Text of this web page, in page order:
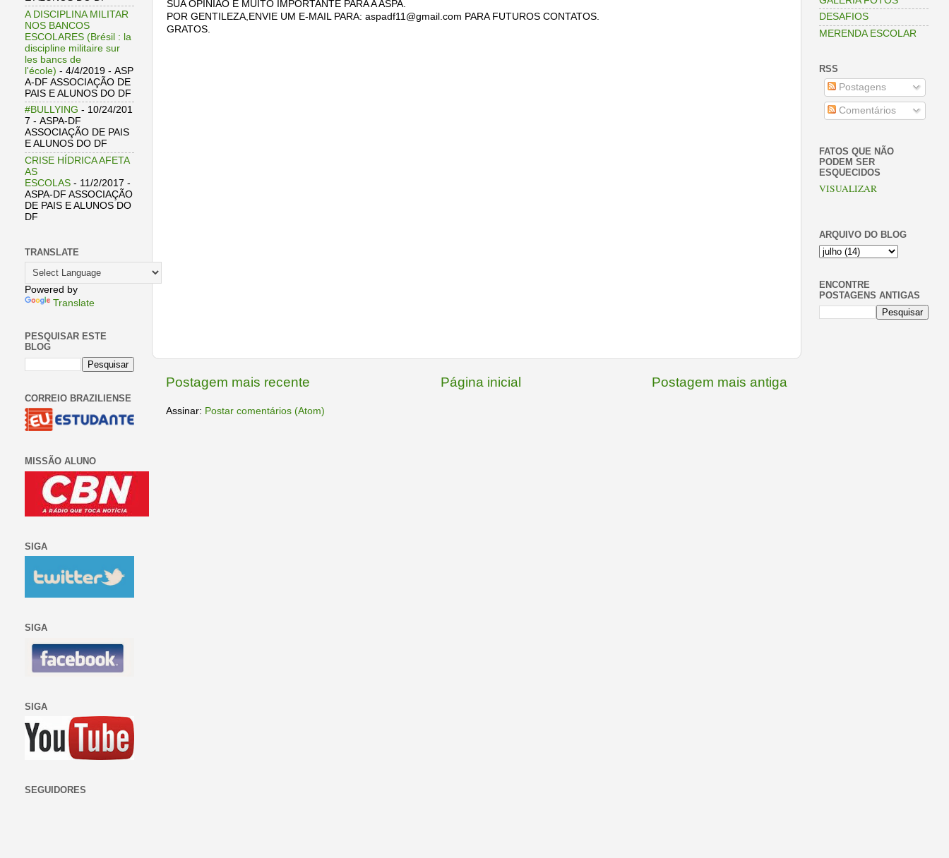
SUA OPINIÃO É MUITO IMPORTANTE PARA A ASPA.
POR GENTILEZA,ENVIE UM E-MAIL PARA: aspadf11@gmail.com PARA FUTUROS CONTATOS.
GRATOS.
Postagem mais recente Postagem mais antiga
Página inicial
Assinar: Postar comentários (Atom)
A DISCIPLINA MILITAR
NOS BANCOS
ESCOLARES (Brésil : la
discipline militaire sur
les bancs de
l'école) - 4/4/2019 - ASP
A-DF ASSOCIAÇÃO DE
PAIS E ALUNOS DO DF
#BULLYING - 10/24/201
7 - ASPA-DF
ASSOCIAÇÃO DE PAIS
E ALUNOS DO DF
CRISE HÍDRICA AFETA
AS
ESCOLAS - 11/2/2017 -
ASPA-DF ASSOCIAÇÃO
DE PAIS E ALUNOS DO
DF
TRANSLATE
Powered by
Translate
PESQUISAR ESTE
BLOG
CORREIO BRAZILIENSE
MISSÃO ALUNO
SIGA
SIGA
SIGA
SEGUIDORES
DESAFIOS
MERENDA ESCOLAR
RSS
Postagens
Comentários
FATOS QUE NÃO
PODEM SER
ESQUECIDOS
VISUALIZAR
ARQUIVO DO BLOG
ENCONTRE
POSTAGENS ANTIGAS